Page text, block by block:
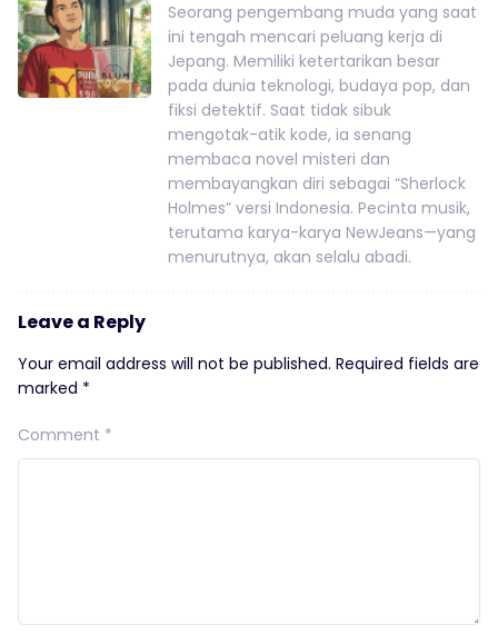
Seorang pengembang muda yang saat
ini tengah mencari peluang kerja di
Jepang. Memiliki ketertarikan besar
pada dunia teknologi, budaya pop, dan
fiksi detektif. Saat tidak sibuk
mengotak-atik kode, ia senang
membaca novel misteri dan
membayangkan diri sebagai “Sherlock
Holmes” versi Indonesia. Pecinta musik,
terutama karya-karya NewJeans—yang
menurutnya, akan selalu abadi.
Leave a Reply
Your email address will not be published. Required fields are
marked *
Comment *